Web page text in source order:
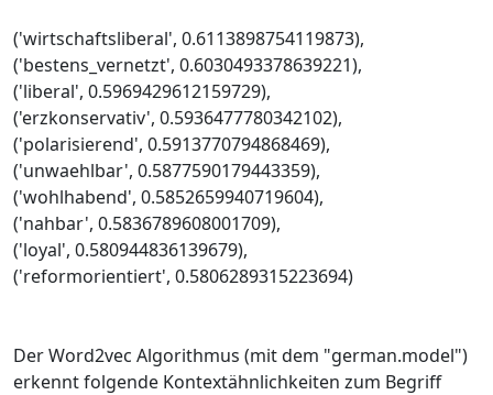
('wirtschaftsliberal', 0.6113898754119873),
('bestens_vernetzt', 0.6030493378639221),
('liberal', 0.5969429612159729),
('erzkonservativ', 0.5936477780342102),
('polarisierend', 0.5913770794868469),
('unwaehlbar', 0.5877590179443359),
('wohlhabend', 0.5852659940719604),
('nahbar', 0.5836789608001709),
('loyal', 0.580944836139679),
('reformorientiert', 0.5806289315223694)
Der Word2vec Algorithmus (mit dem "german.model")
erkennt folgende Kontextähnlichkeiten zum Begriff